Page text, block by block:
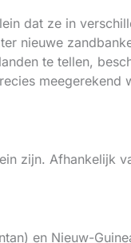
dat ze in
nieuwe
te tellen,
meegerekend
zijn. Afhankelijk
en Nieuw-